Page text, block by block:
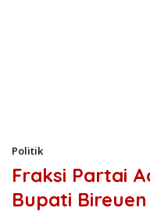
Politik
Fraksi Partai
Bupati